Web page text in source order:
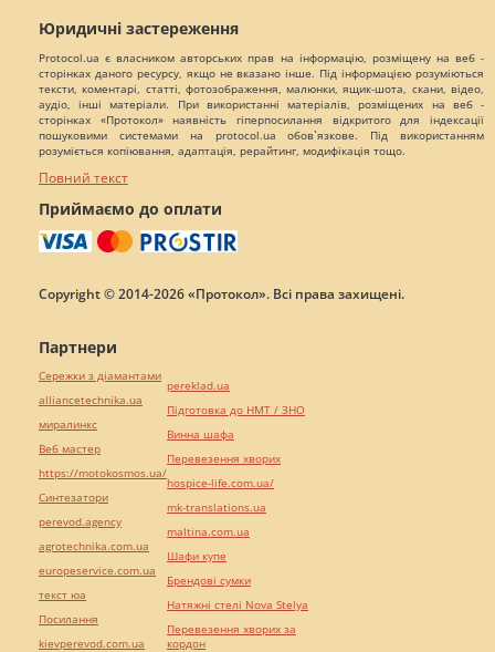
Юридичні застереження
Protocol.ua є власником авторських прав на інформацію, розміщену на веб -
сторінках даного ресурсу, якщо не вказано інше. Під інформацією розуміються
тексти, коментарі, статті, фотозображення, малюнки, ящик-шота, скани, відео,
аудіо, інші матеріали. При використанні матеріалів, розміщених на веб -
сторінках «Протокол» наявність гіперпосилання відкритого для індексації
пошуковими системами на protocol.ua обов`язкове. Під використанням
розуміється копіювання, адаптація, рерайтинг, модифікація тощо.
Повний текст
Приймаємо до оплати
Copyright © 2014-2026 «Протокол». Всі права захищені.
Партнери
Сережки з діамантами
alliancetechnika.ua
миралинкс
Веб мастер
https://motokosmos.ua/
Синтезатори
perevod.agency
agrotechnika.com.ua
europeservice.com.ua
текст юа
Посилання
kievperevod.com.ua
pereklad.ua
Підготовка до НМТ / ЗНО
Винна шафа
Перевезення хворих
hospice-life.com.ua/
mk-translations.ua
maltina.com.ua
Шафи купе
Брендові сумки
Натяжні стелі Nova Stelya
Перевезення хворих за
кордон